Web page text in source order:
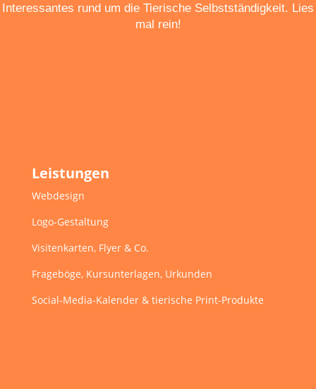
Interessantes rund um die Tierische Selbstständigkeit. Lies
mal rein!
Leistungen
Webdesign
Logo-Gestaltung
Visitenkarten, Flyer & Co.
Frageböge, Kursunterlagen, Urkunden
Social-Media-Kalender & tierische Print-Produkte